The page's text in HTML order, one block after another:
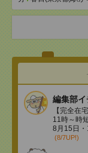
編集部
【完全在
11時～時
8月15日
(8/7UP!)